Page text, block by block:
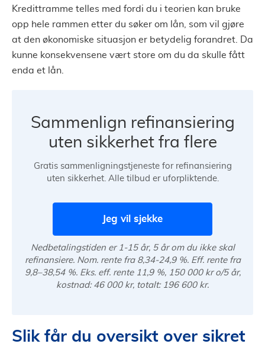
Kredittramme telles med fordi du i teorien kan bruke
opp hele rammen etter du søker om lån, som vil gjøre
at den økonomiske situasjon er betydelig forandret. Da
kunne konsekvensene vært store om du da skulle fått
enda et lån.
Sammenlign refinansiering
uten sikkerhet fra flere
Gratis sammenligningstjeneste for refinansiering
uten sikkerhet. Alle tilbud er uforpliktende.
Jeg vil sjekke
Nedbetalingstiden er 1-15 år, 5 år om du ikke skal
refinansiere. Nom. rente fra 8,34-24,9 %. Eff. rente fra
9,8–38,54 %. Eks. eff. rente 11,9 %, 150 000 kr o/5 år,
kostnad: 46 000 kr, totalt: 196 600 kr.
Slik får du oversikt over sikret